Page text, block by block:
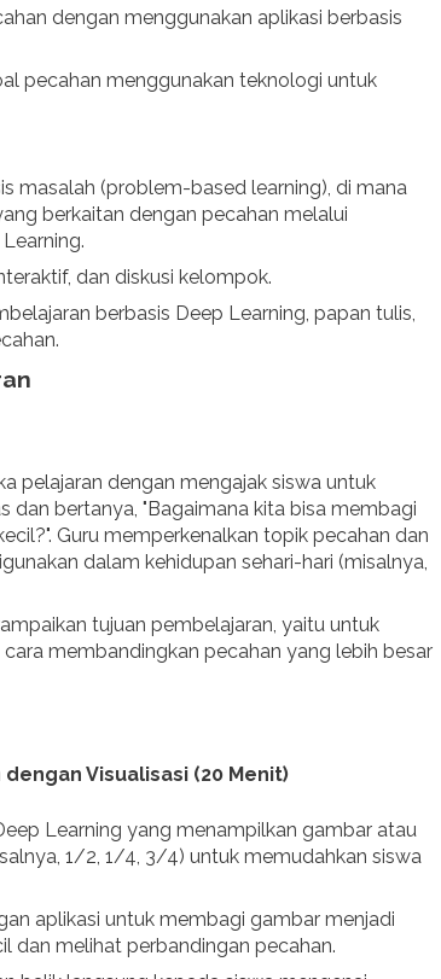
dengan menggunakan aplikasi berbasis
pecahan menggunakan teknologi untuk
masalah (problem-based learning), di mana
berkaitan dengan pecahan melalui
dan diskusi kelompok.
berbasis Deep Learning, papan tulis,
pelajaran dengan mengajak siswa untuk
dan bertanya, "Bagaimana kita bisa membagi
Guru memperkenalkan topik pecahan dan
dalam kehidupan sehari-hari (misalnya,
tujuan pembelajaran, yaitu untuk
membandingkan pecahan yang lebih besar
Visualisasi (20 Menit)
Learning yang menampilkan gambar atau
1/2, 1/4, 3/4) untuk memudahkan siswa
aplikasi untuk membagi gambar menjadi
dan melihat perbandingan pecahan.